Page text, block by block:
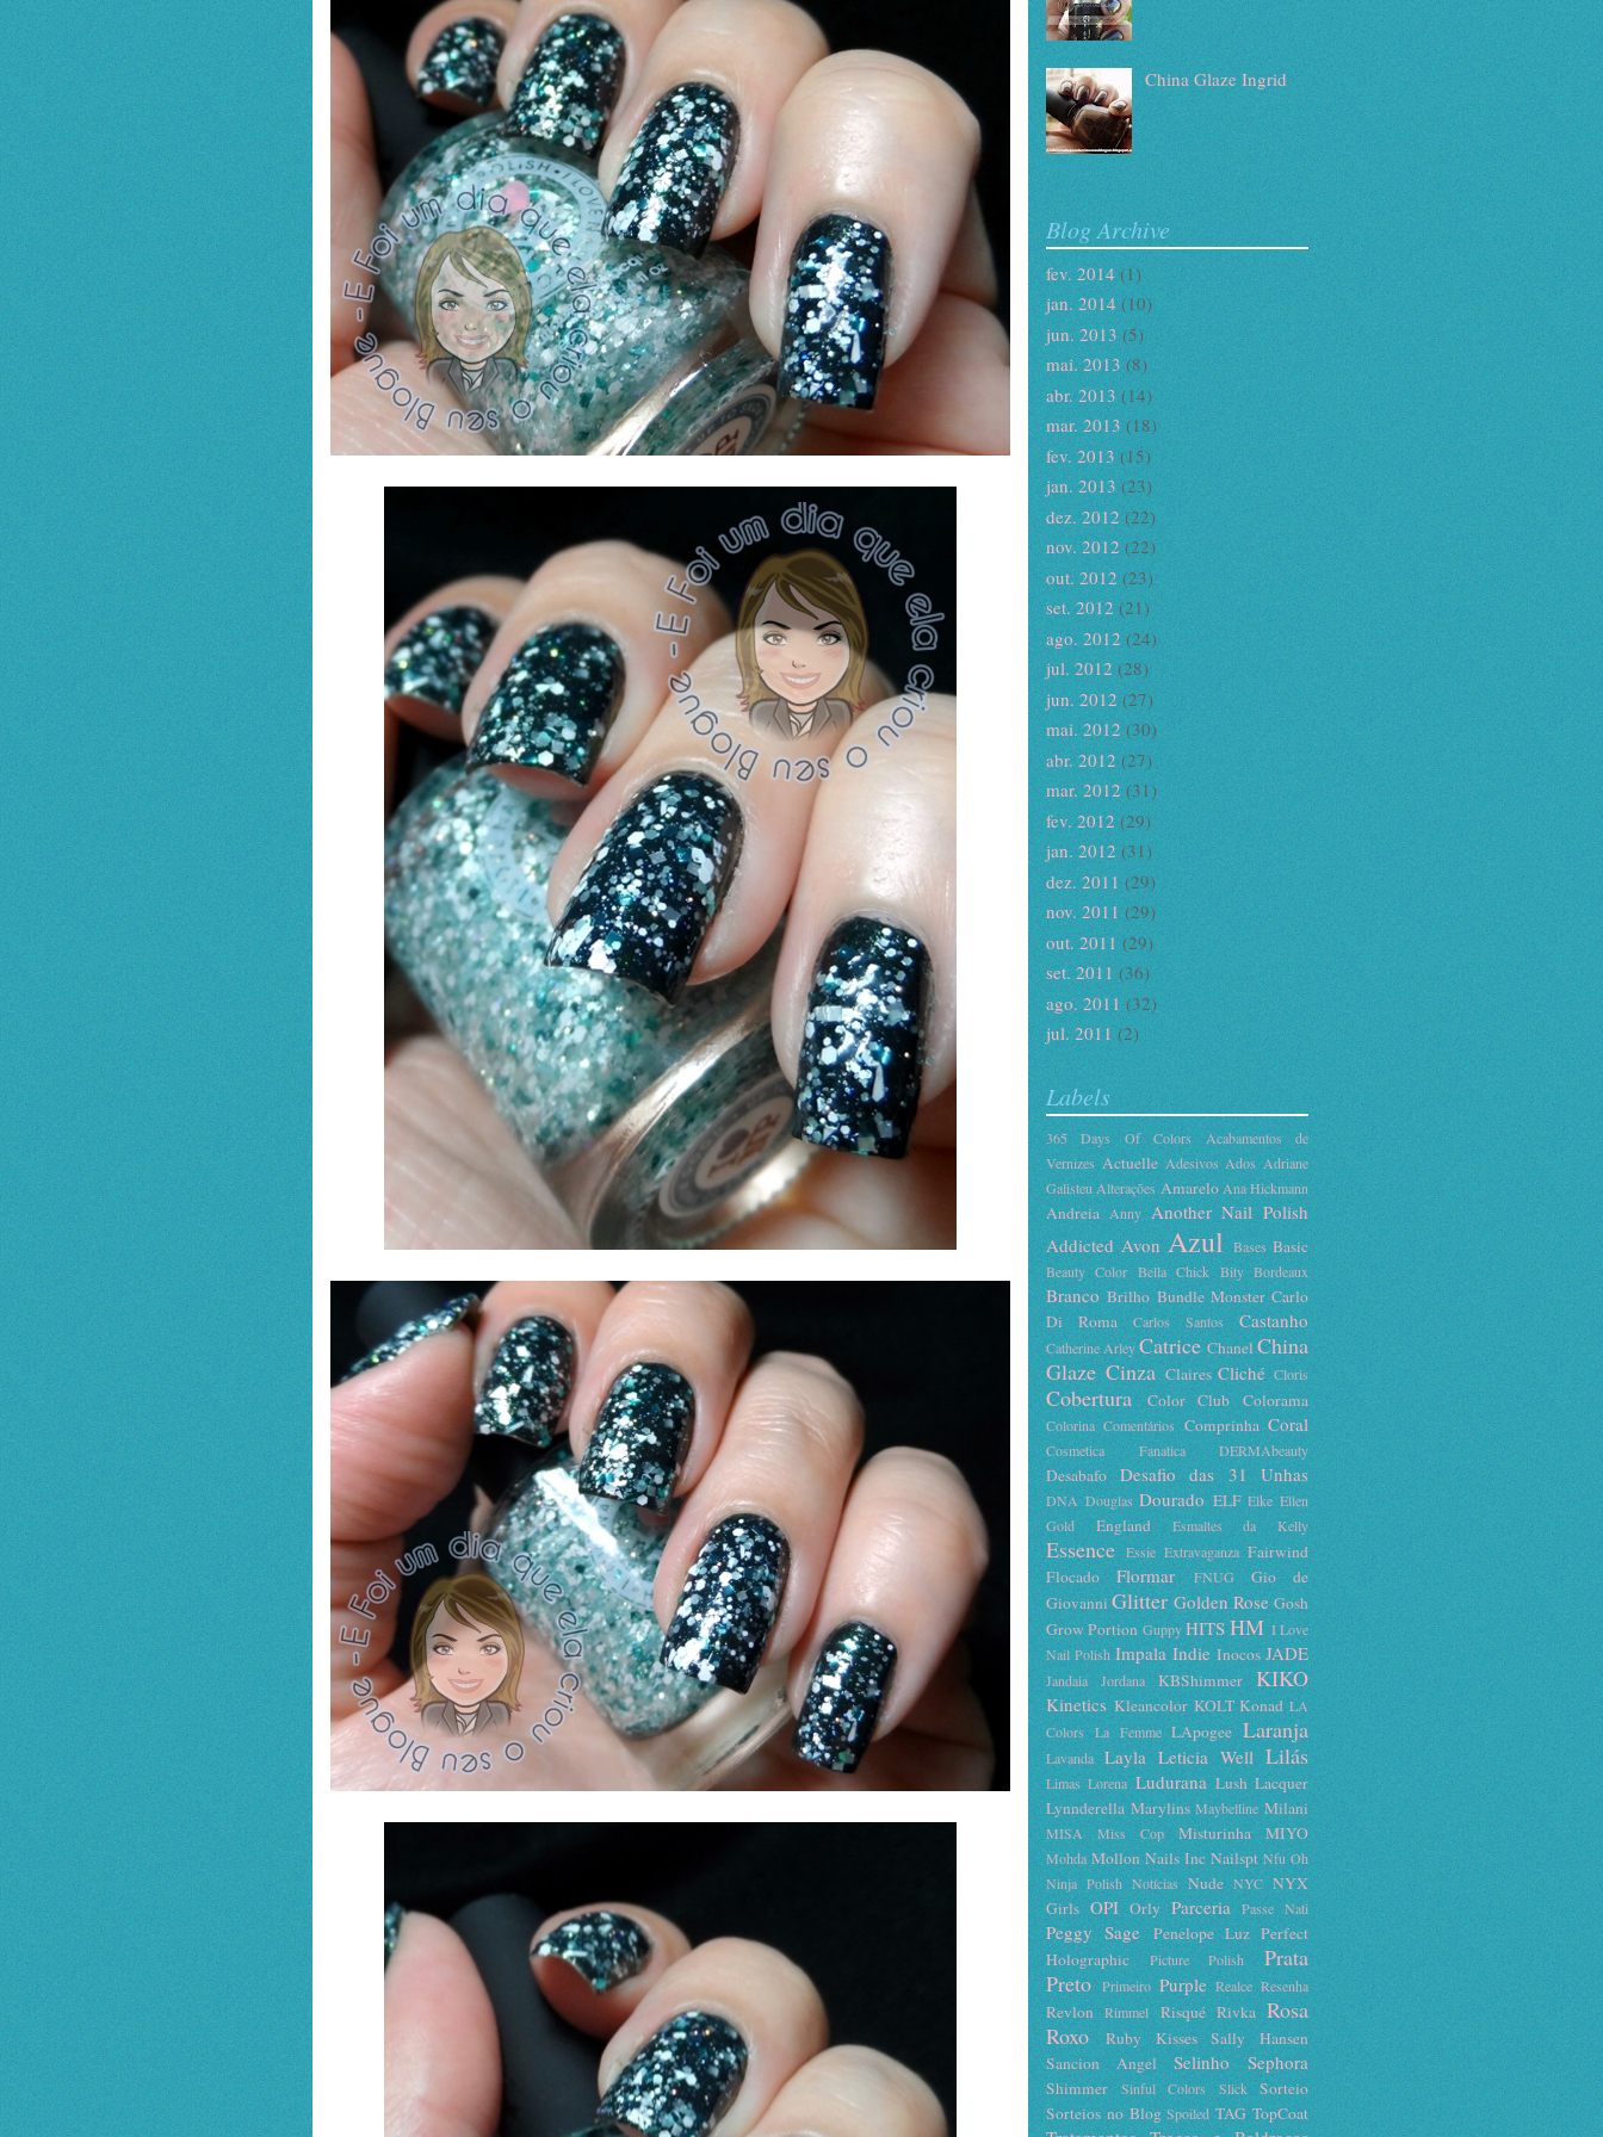
China Glaze Ingrid
Blog Archive
fev. 2014 (1)
jan. 2014 (10)
jun. 2013 (5)
mai. 2013 (8)
abr. 2013 (14)
mar. 2013 (18)
fev. 2013 (15)
jan. 2013 (23)
dez. 2012 (22)
nov. 2012 (22)
out. 2012 (23)
set. 2012 (21)
ago. 2012 (24)
jul. 2012 (28)
jun. 2012 (27)
mai. 2012 (30)
abr. 2012 (27)
mar. 2012 (31)
fev. 2012 (29)
jan. 2012 (31)
dez. 2011 (29)
nov. 2011 (29)
out. 2011 (29)
set. 2011 (36)
ago. 2011 (32)
jul. 2011 (2)
Labels
365 Days Of Colors
Acabamentos de
Vernizes Actuelle Adesivos Ados Adriane
Galisteu Alterações Amarelo Ana Hickmann
Andreia Anny Another Nail Polish
Addicted Avon Azul Bases Basic
Beauty Color Bella Chick Bity Bordeaux
Branco Brilho Bundle Monster Carlo
Di Roma
Carlos Santos Castanho
Catherine ArleyCatrice ChanelChina
Glaze Cinza Claires Cliché Cloris
Cobertura Color Club Colorama
Colorina Comentários Comprinha Coral
Cosmetica Fanatica DERMAbeauty
Desabafo Desafio das 31 Unhas
DNA Douglas Dourado ELF Elke Ellen
Gold
England Esmaltes da Kelly
Essence Essie Extravaganza Fairwind
Flocado
Flormar FNUG
Gio de
GiovanniGlitter Golden Rose Gosh
Grow Portion Guppy HITS HM I Love
Nail Polish Impala Indie Inocos JADE
Jandaia Jordana KBShimmer KIKO
Kinetics Kleancolor KOLT Konad LA
Colors
La Femme LApogee Laranja
Lavanda Layla Leticia Well Lilás
Limas Lorena Ludurana Lush Lacquer
Lynnderella Marylins Maybelline Milani
MISA Miss Cop Misturinha MIYO
Mohda Mollon Nails Inc Nailspt Nfu Oh
Ninja Polish Notícias Nude NYC NYX
Girls OPI Orly Parceria Passe Nati
Peggy Sage Penelope Luz Perfect
Holographic
Picture Polish
Prata
Preto Primeiro Purple Realce Resenha
Revlon Rimmel Risqué Rivka Rosa
Roxo
Ruby Kisses
Sally Hansen
Sancion Angel
Selinho Sephora
Shimmer Sinful Colors Slick
Sorteio
Sorteios no Blog Spoiled TAG TopCoat